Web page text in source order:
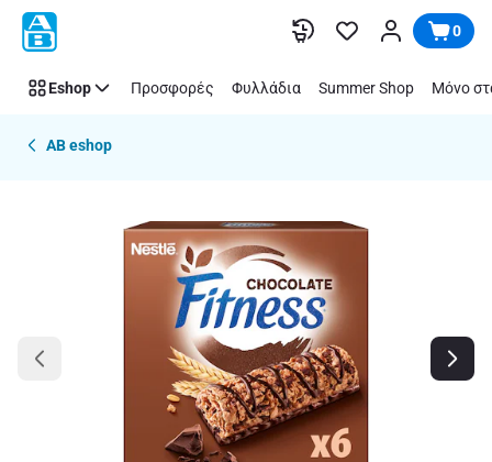
Παράλειψη 0
Eshop Προσφορές Φυλλάδια Summer Shop Μόνο
AB eshop